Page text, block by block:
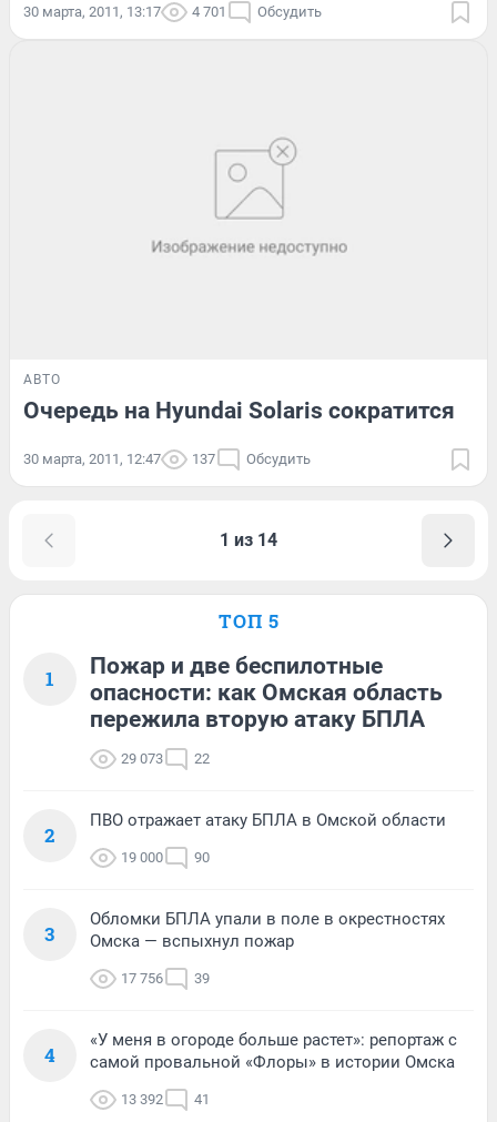
30 марта, 2011, 13:17 4 701 Обсудить
АВТО
Очередь на Hyundai Solaris сократится
30 марта, 2011, 12:47 137 Обсудить
1 из 14
ТОП 5
1
Пожар и две беспилотные
опасности: как Омская область
пережила вторую атаку БПЛА
29 073 22
2
ПВО отражает атаку БПЛА в Омской области
19 000 90
3
Обломки БПЛА упали в поле в окрестностях
Омска — вспыхнул пожар
17 756 39
4
«У меня в огороде больше растет»: репортаж с
самой провальной «Флоры» в истории Омска
13 392 41